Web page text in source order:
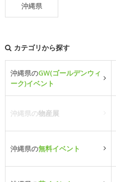
沖縄県
カテゴリから探す
沖縄県のGW(ゴールデンウィ
ーク)イベント
沖縄県の物産展
沖縄県の無料イベント